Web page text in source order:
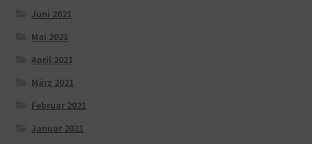
Juni 2021
Mai 2021
April 2021
März 2021
Februar 2021
Januar 2021